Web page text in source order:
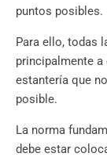
puntos posibles.
Para ello, todas
principalmente a
estantería que
posible.
La norma
debe estar